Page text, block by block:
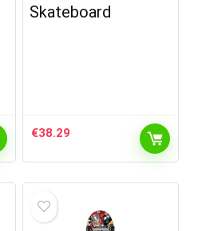
Skateboard
€38.29